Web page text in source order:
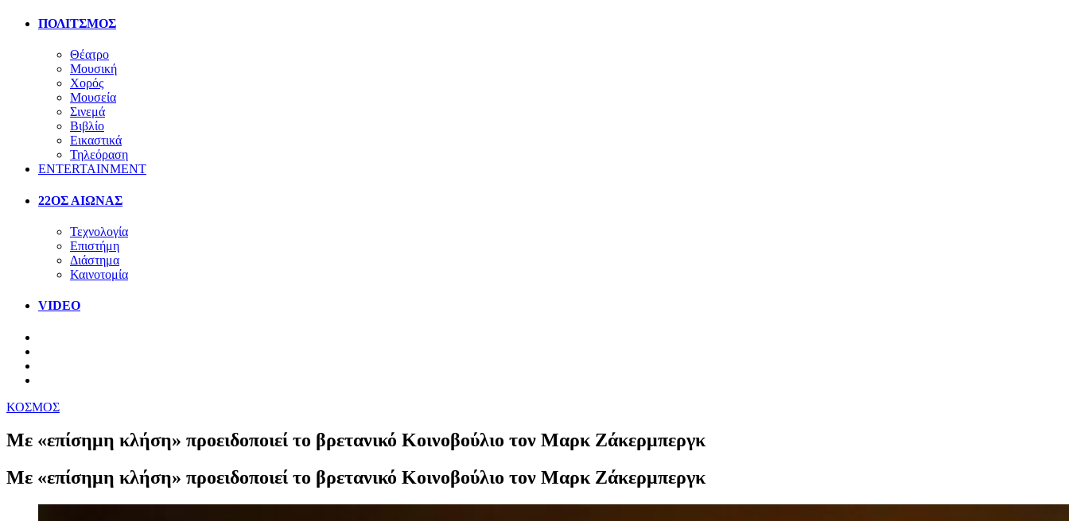
ΠΟΛΙΤΣΜΟΣ
Θέατρο
Μουσική
Χορός
Μουσεία
Σινεμά
Βιβλίο
Εικαστικά
Τηλεόραση
ENTERTAINMENT
22ΟΣ ΑΙΩΝΑΣ
Τεχνολογία
Επιστήμη
Διάστημα
Καινοτομία
VIDEO
ΚΟΣΜΟΣ
Με «επίσημη κλήση» προειδοποιεί το βρετανικό Κοινοβούλιο τον Μαρκ Ζάκερμπεργκ
Με «επίσημη κλήση» προειδοποιεί το βρετανικό Κοινοβούλιο τον Μαρκ Ζάκερμπεργκ